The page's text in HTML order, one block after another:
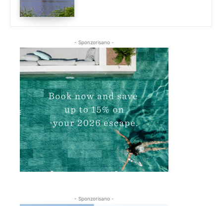
- Sponzorisano -
- Sponzorisano -